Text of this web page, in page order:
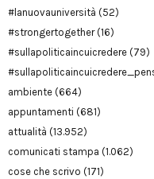
#lanuovauniversità (52)
#strongertogether(16)
#sullapoliticaincuicredere (79)
ambiente (664)
appuntamenti (681)
attualità (13.952)
comunicati stampa (1.062)
cose che scrivo (171)